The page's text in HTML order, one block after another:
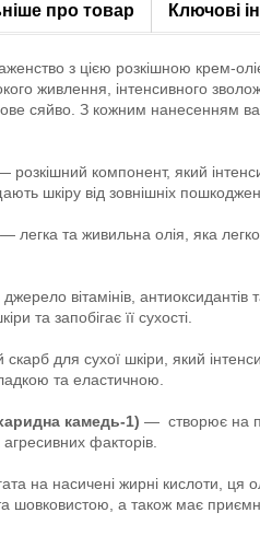
про товар Ключові
з цією розкішною крем-
живлення, інтенсивного
сяйво. З кожним нанесенням
розкішний компонент, який
шкіру від зовнішніх
легка та живильна олія, яка легко
вітамінів, антиоксидантів
та запобігає її сухості.
для сухої шкіри, який
та еластичною.
камедь-1) — створює на
факторів.
на насичені жирні кислоти, ця
шовковистою, а також має